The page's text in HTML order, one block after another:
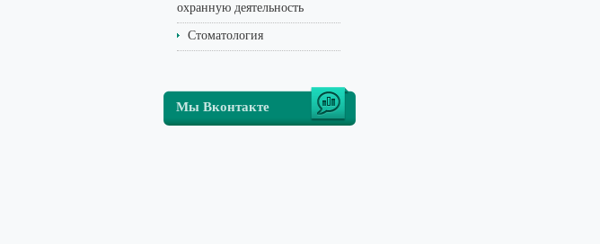
охранную деятельность
Стоматология
Мы Вконтакте